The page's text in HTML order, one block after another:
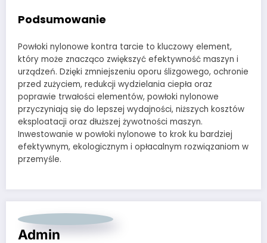
Podsumowanie
Powłoki nylonowe kontra tarcie to kluczowy element,
który może znacząco zwiększyć efektywność maszyn i
urządzeń. Dzięki zmniejszeniu oporu ślizgowego, ochronie
przed zużyciem, redukcji wydzielania ciepła oraz
poprawie trwałości elementów, powłoki nylonowe
przyczyniają się do lepszej wydajności, niższych kosztów
eksploatacji oraz dłuższej żywotności maszyn.
Inwestowanie w powłoki nylonowe to krok ku bardziej
efektywnym, ekologicznym i opłacalnym rozwiązaniom w
przemyśle.
Admin